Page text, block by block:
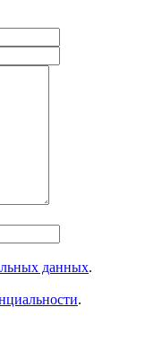
данных.
.